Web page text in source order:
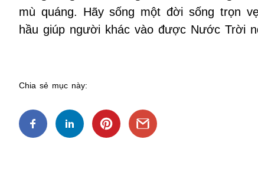
mù quáng. Hãy sống một đời sống trọn
hầu giúp người khác vào được Nước Trời
Chia sẻ mục này: